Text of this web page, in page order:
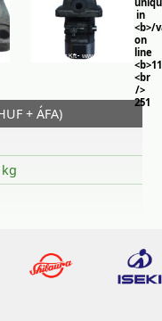
in
<b>/
on
line
<br
/>
251
+ ÁFA)